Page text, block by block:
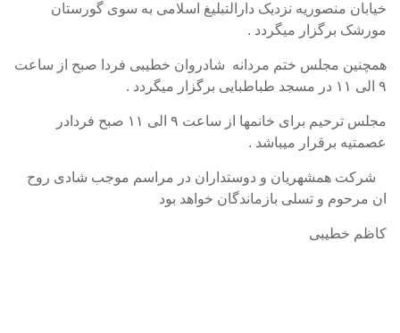
خیابان منصوریه نزدیک دارالتبلیغ اسلامی به سوی گورستان
مورشک برگزار میگردد .
همچنین مجلس ختم مردانه شادروان خطیبی فردا صبح از ساعت
۹ الی ۱۱ در مسجد طباطبایی برگزار میگردد .
مجلس ترحیم برای خانمها از ساعت ۹ الی ۱۱ صبح فردادر
عصمتیه برقرار میباشد .
شرکت همشهریان و دوستداران در مراسم موجب شادی روح
ان مرحوم و تسلی بازماندگان خواهد بود
کاظم خطیبی